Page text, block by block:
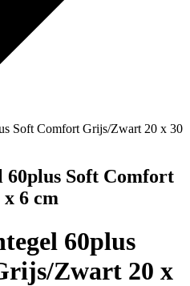
Soft Comfort Grijs/Zwart 20 x 30
60plus Soft Comfort
6 cm
60plus
Zwart 20 x